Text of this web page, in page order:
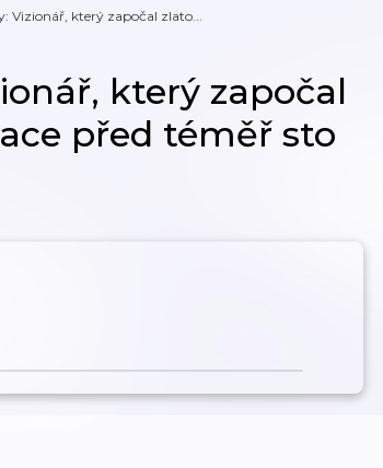
Vizionář, který započal zlato...
který započal
před téměř sto